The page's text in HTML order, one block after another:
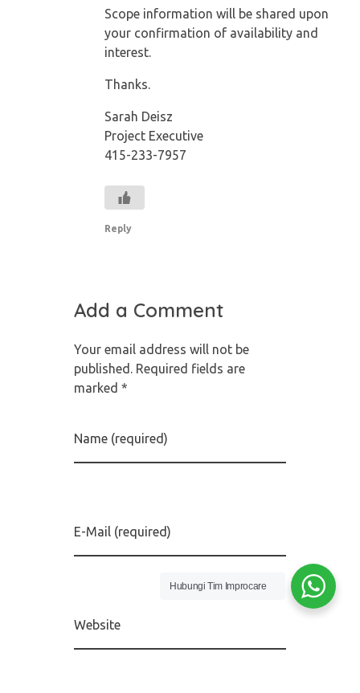
Scope information will be shared upon
your confirmation of availability and
interest.
Thanks.
Sarah Deisz
Project Executive
415-233-7957
Reply
Add a Comment
Your email address will not be
published. Required fields are
marked *
Name (required)
E-Mail (required)
Website
Hubungi Tim Improcare